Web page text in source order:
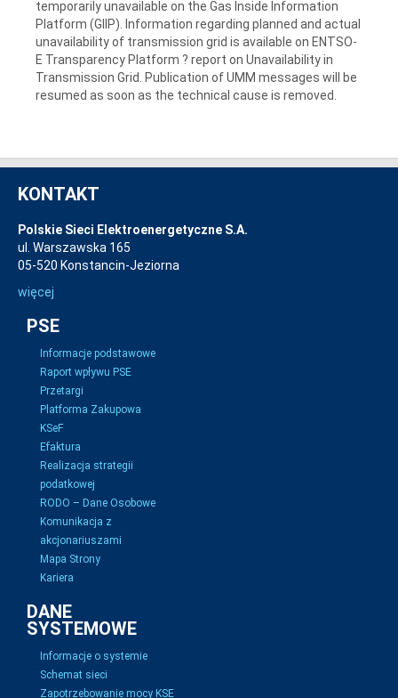
temporarily unavailable on the Gas Inside Information
Platform (GIIP). Information regarding planned and actual
unavailability of transmission grid is available on ENTSO-
E Transparency Platform ? report on Unavailability in
Transmission Grid. Publication of UMM messages will be
resumed as soon as the technical cause is removed.
KONTAKT
Polskie Sieci Elektroenergetyczne S.A.
ul. Warszawska 165
05-520 Konstancin-Jeziorna
więcej
PSE
Informacje podstawowe
Raport wpływu PSE
Przetargi
Platforma Zakupowa
KSeF
Efaktura
Realizacja strategii
podatkowej
RODO – Dane Osobowe
Komunikacja z
akcjonariuszami
Mapa Strony
Kariera
DANE
SYSTEMOWE
Informacje o systemie
Schemat sieci
Zapotrzebowanie mocy KSE